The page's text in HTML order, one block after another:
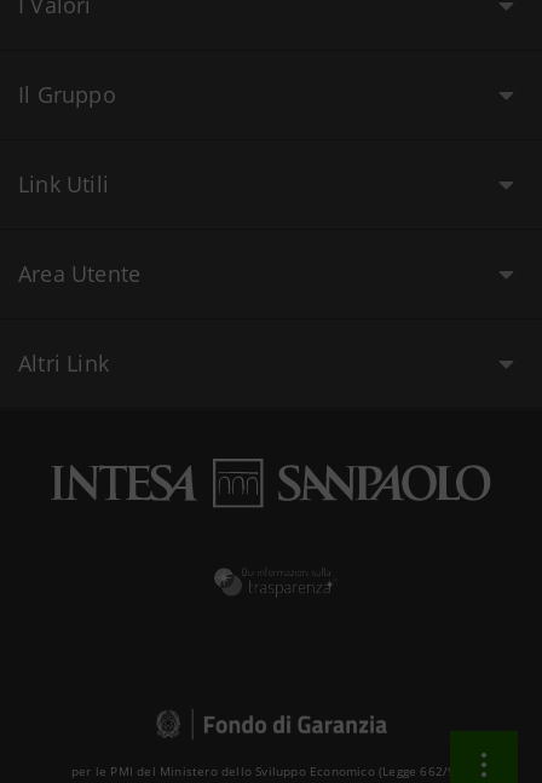
Il Gruppo
Link Utili
Area Utente
Altri Link
per le PMI del Ministero dello Sviluppo Economico (Legge 662/96 )